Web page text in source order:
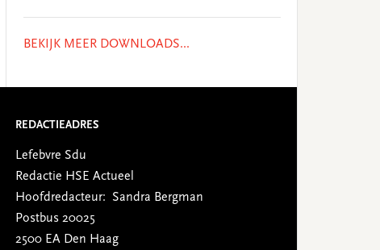
BEKIJK MEER DOWNLOADS...
REDACTIEADRES
Lefebvre Sdu
Redactie HSE Actueel
Hoofdredacteur: Sandra Bergman
Postbus 20025
2500 EA Den Haag